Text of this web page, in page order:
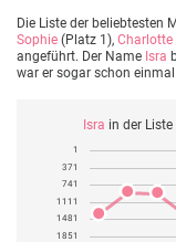
Die Liste der beliebtesten
Sophie (Platz 1), Charlotte
angeführt. Der Name Isra
war er sogar schon
Isra in der
1
371
741
1111
1481
1851